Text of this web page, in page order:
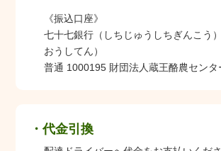
《振込口座》
七十七銀行（しちじゅうしちぎんこう
おうしてん）
普通 1000195 財団法人蔵王酪農センタ
代金引換